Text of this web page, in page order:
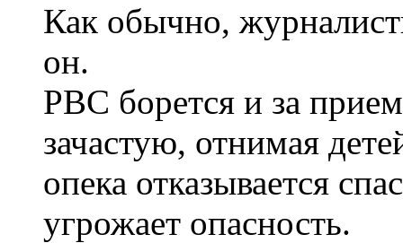
Как обычно,
он.
РВС борется и за
зачастую, отнимая
опека отказывается
угрожает опасность.